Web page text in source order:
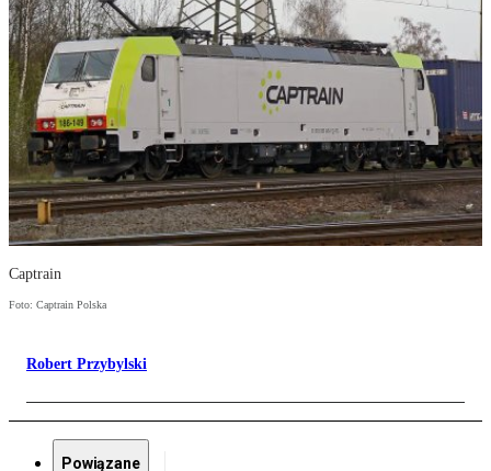
Captrain
Foto: Captrain Polska
Robert Przybylski
Powiązane